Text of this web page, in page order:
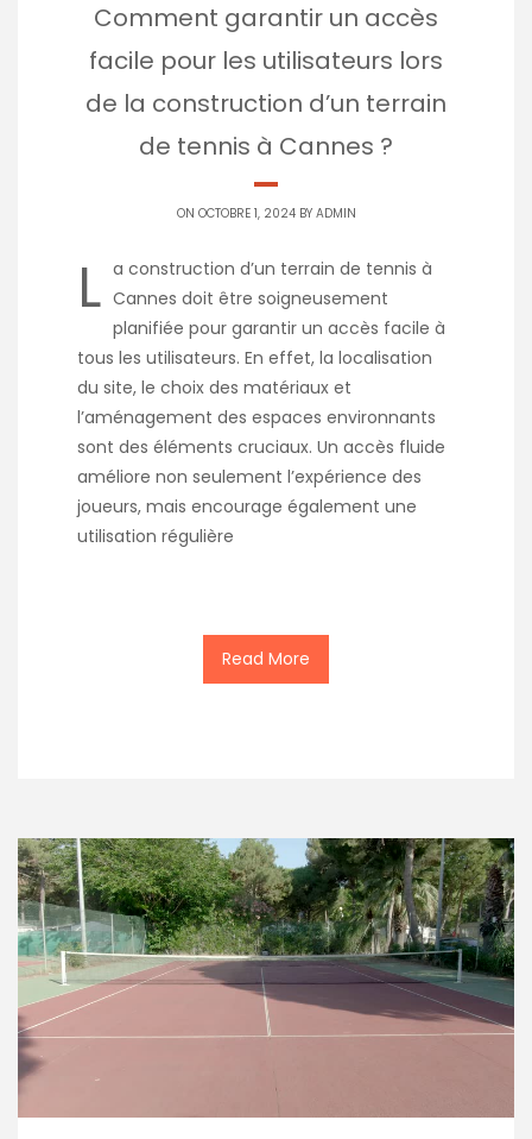
Comment garantir un accès
facile pour les utilisateurs lors
de la construction d’un terrain
de tennis à Cannes ?
ON OCTOBRE 1, 2024 BY ADMIN
L a construction d’un terrain de tennis à
Cannes doit être soigneusement
planifiée pour garantir un accès facile à
tous les utilisateurs. En effet, la localisation
du site, le choix des matériaux et
l’aménagement des espaces environnants
sont des éléments cruciaux. Un accès fluide
améliore non seulement l’expérience des
joueurs, mais encourage également une
utilisation régulière
Read More